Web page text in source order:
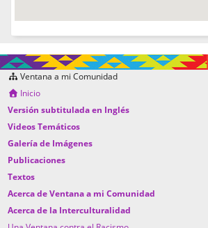
Ventana a mi Comunidad
Inicio
Versión subtitulada en Inglés
Videos Temáticos
Galería de Imágenes
Publicaciones
Textos
Acerca de Ventana a mi Comunidad
Acerca de la Interculturalidad